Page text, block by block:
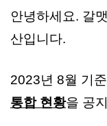
안녕하세요. 갈
산입니다.
2023년 8월 기
통합 현황을 공